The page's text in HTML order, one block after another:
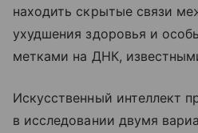
находить скрытые связи
ухудшения здоровья и
метками на ДНК,
Искусственный интеллект
в исследовании двумя